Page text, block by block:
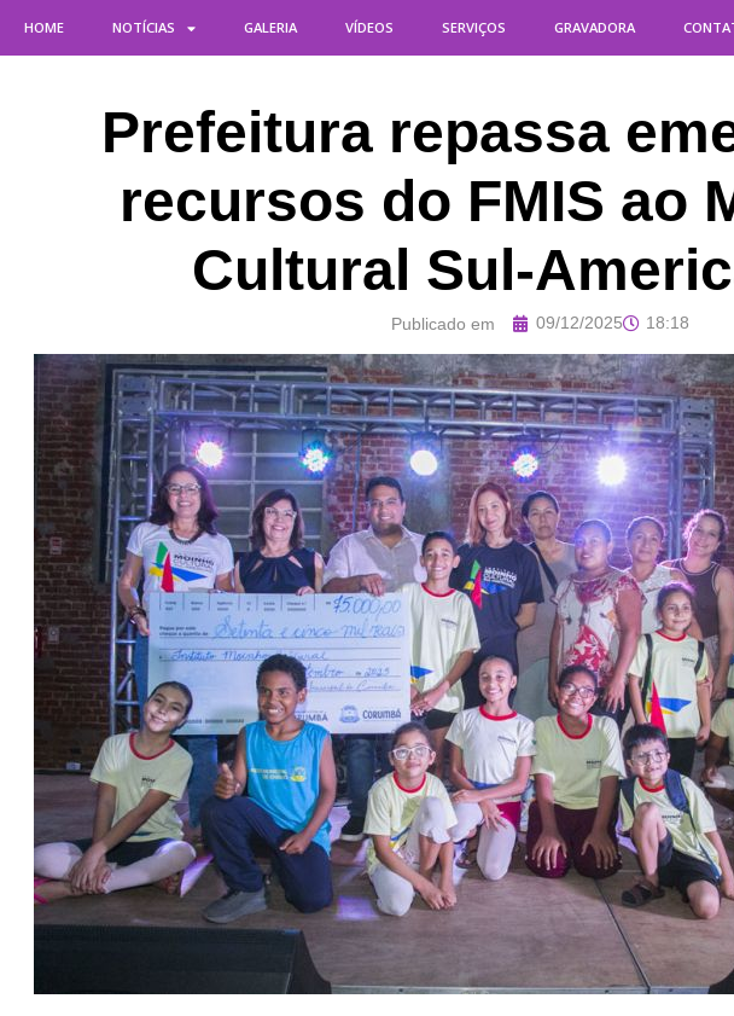
HOME NOTÍCIAS GALERIA VÍDEOS SERVIÇOS GRAVADORA
Prefeitura repassa
recursos do FMIS ao
Cultural Sul-
Publicado em 09/12/2025 18:18